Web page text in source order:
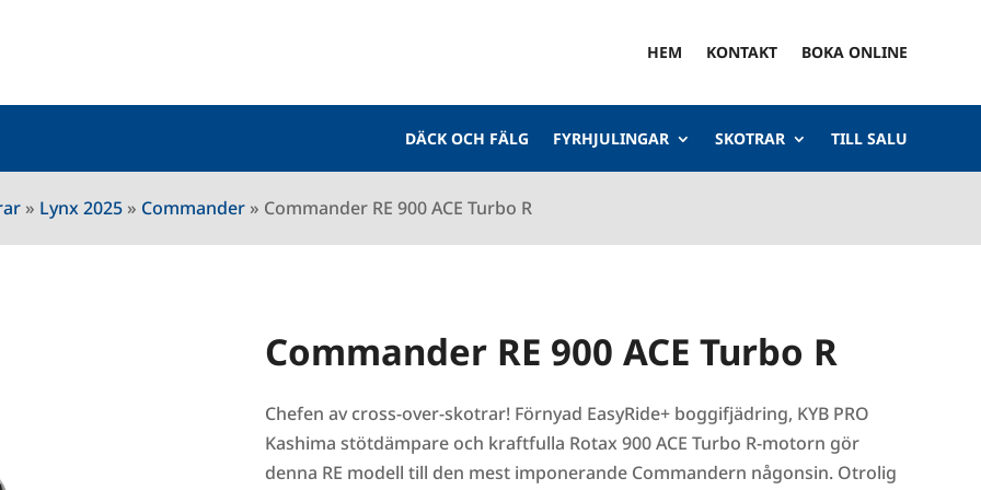
HEM KONTAKT BOKA ONLINE
DÄCK OCH FÄLG FYRHJULINGAR SKOTRAR TILL SALU
» Lynx 2025 » Commander » Commander RE 900 ACE Turbo R
Commander RE 900 ACE Turbo R
Chefen av cross-over-skotrar! Förnyad EasyRide+ boggifjädring, KYB PRO
Kashima stötdämpare och kraftfulla Rotax 900 ACE Turbo R-motorn gör
denna RE modell till den mest imponerande Commandern någonsin. Otrolig